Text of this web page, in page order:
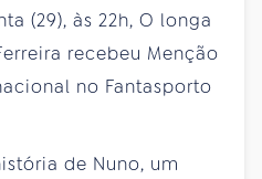
(29), às 22h, O longa
recebeu Menção
no Fantasporto
de Nuno, um